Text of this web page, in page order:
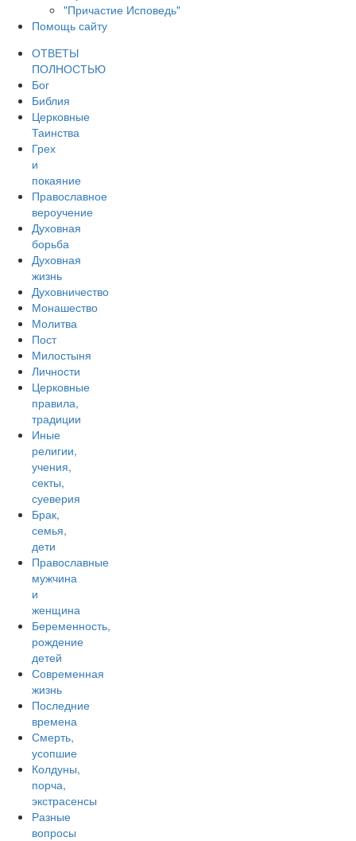
"Причастие Исповедь"
Помощь сайту
ОТВЕТЫ
ПОЛНОСТЬЮ
Бог
Библия
Церковные
Таинства
Грех
и
покаяние
Православное
вероучение
Духовная
борьба
Духовная
жизнь
Духовничество
Монашество
Молитва
Пост
Милостыня
Личности
Церковные
правила,
традиции
Иные
религии,
учения,
секты,
суеверия
Брак,
семья,
дети
Православные
мужчина
и
женщина
Беременность,
рождение
детей
Современная
жизнь
Последние
времена
Смерть,
усопшие
Колдуны,
порча,
экстрасенсы
Разные
вопросы